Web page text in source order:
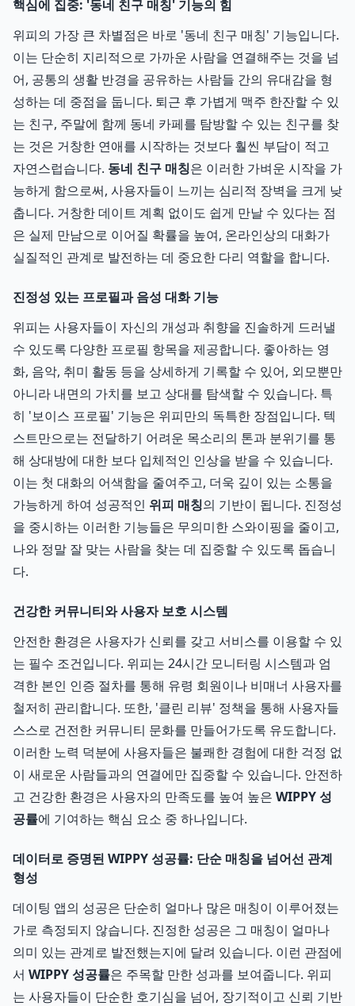
핵심에 집중: '동네 친구 매칭' 기능의 힘
위피의 가장 큰 차별점은 바로 '동네 친구 매칭' 기능입니다.
이는 단순히 지리적으로 가까운 사람을 연결해주는 것을 넘
어, 공통의 생활 반경을 공유하는 사람들 간의 유대감을 형
성하는 데 중점을 둡니다. 퇴근 후 가볍게 맥주 한잔할 수 있
는 친구, 주말에 함께 동네 카페를 탐방할 수 있는 친구를 찾
는 것은 거창한 연애를 시작하는 것보다 훨씬 부담이 적고
자연스럽습니다. 동네 친구 매칭은 이러한 가벼운 시작을 가
능하게 함으로써, 사용자들이 느끼는 심리적 장벽을 크게 낮
춥니다. 거창한 데이트 계획 없이도 쉽게 만날 수 있다는 점
은 실제 만남으로 이어질 확률을 높여, 온라인상의 대화가
실질적인 관계로 발전하는 데 중요한 다리 역할을 합니다.
진정성 있는 프로필과 음성 대화 기능
위피는 사용자들이 자신의 개성과 취향을 진솔하게 드러낼
수 있도록 다양한 프로필 항목을 제공합니다. 좋아하는 영
화, 음악, 취미 활동 등을 상세하게 기록할 수 있어, 외모뿐만
아니라 내면의 가치를 보고 상대를 탐색할 수 있습니다. 특
히 '보이스 프로필' 기능은 위피만의 독특한 장점입니다. 텍
스트만으로는 전달하기 어려운 목소리의 톤과 분위기를 통
해 상대방에 대한 보다 입체적인 인상을 받을 수 있습니다.
이는 첫 대화의 어색함을 줄여주고, 더욱 깊이 있는 소통을
가능하게 하여 성공적인 위피 매칭의 기반이 됩니다. 진정성
을 중시하는 이러한 기능들은 무의미한 스와이핑을 줄이고,
나와 정말 잘 맞는 사람을 찾는 데 집중할 수 있도록 돕습니
다.
건강한 커뮤니티와 사용자 보호 시스템
안전한 환경은 사용자가 신뢰를 갖고 서비스를 이용할 수 있
는 필수 조건입니다. 위피는 24시간 모니터링 시스템과 엄
격한 본인 인증 절차를 통해 유령 회원이나 비매너 사용자를
철저히 관리합니다. 또한, '클린 리뷰' 정책을 통해 사용자들
스스로 건전한 커뮤니티 문화를 만들어가도록 유도합니다.
이러한 노력 덕분에 사용자들은 불쾌한 경험에 대한 걱정 없
이 새로운 사람들과의 연결에만 집중할 수 있습니다. 안전하
고 건강한 환경은 사용자의 만족도를 높여 높은 WIPPY 성
공률에 기여하는 핵심 요소 중 하나입니다.
데이터로 증명된 WIPPY 성공률: 단순 매칭을 넘어선 관계
형성
데이팅 앱의 성공은 단순히 얼마나 많은 매칭이 이루어졌는
가로 측정되지 않습니다. 진정한 성공은 그 매칭이 얼마나
의미 있는 관계로 발전했는지에 달려 있습니다. 이런 관점에
서 WIPPY 성공률은 주목할 만한 성과를 보여줍니다. 위피
는 사용자들이 단순한 호기심을 넘어, 장기적이고 신뢰 기반